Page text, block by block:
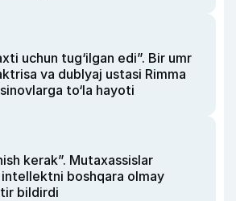
uchun tug‘ilgan edi”. Bir umr
va dublyaj ustasi Rimma
to‘la hayoti
kerak”. Mutaxassislar
intellektni boshqara olmay
bildirdi